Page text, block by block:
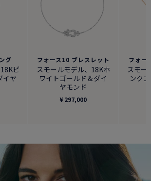
グ
ピ
イヤ
フォース10 ブレスレット
スモールモデル、18Kホ
ワイトゴールド＆ダイ
ヤモンド
¥ 297,000
フォー
スモー
ンク